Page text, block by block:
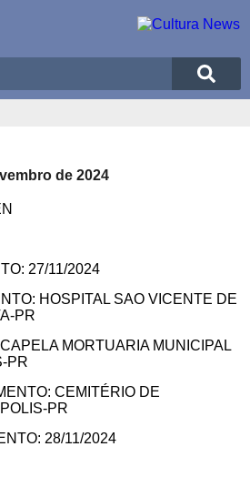
de 2024
27/11/2024
HOSPITAL SAO VICENTE DE
PR
MORTUARIA MUNICIPAL
PR
CEMITÉRIO DE
PR
28/11/2024